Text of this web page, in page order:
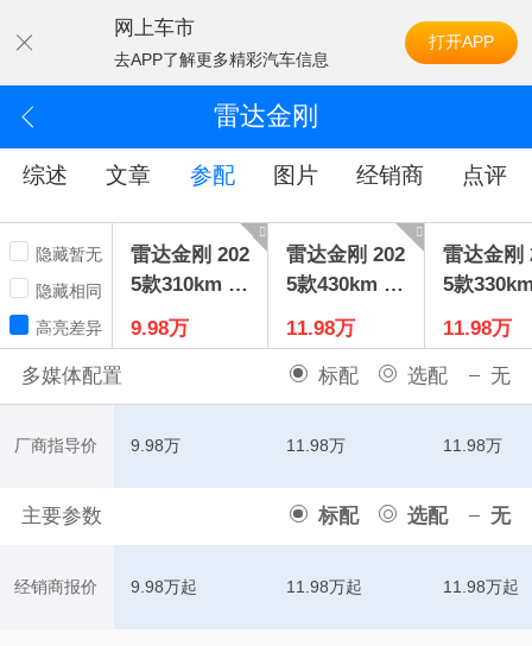
网上车市
去APP了解更多精彩汽车信息
打开APP
雷达金刚
综述 文章 参配 图片 经销商 点评
隐藏暂无
隐藏相同
高亮差异
雷达金刚 202
5款310km 两
驱长箱招财
金刚
9.98万
雷达金刚 202
5款430km 两
驱标箱招财
金刚
11.98万
雷达金刚
5款
驱长箱大
金刚
11.98万
多媒体配置 标配 选配 无
厂商指导价
主要参数 标配 选配 无
经销商报价
9.98万 11.98万 11.98万
9.98万起 11.98万起 11.98万起